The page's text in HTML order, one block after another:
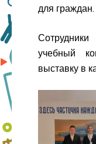
для граждан.
учебный
выставку в